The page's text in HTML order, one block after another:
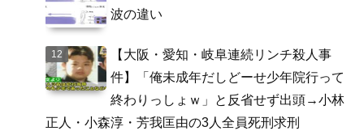
波の違い
【大阪・愛知・岐阜連続リンチ殺人事
件】「俺未成年だしどーせ少年院行って
終わりっしょｗ」と反省せず出頭→小林
正人・小森淳・芳我匡由の3人全員死刑求刑